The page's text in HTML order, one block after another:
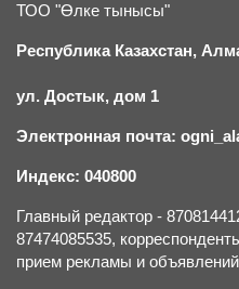
ТОО "Өлке тынысы"
Республика Казахстан,
ул. Достык, дом 1
Электронная почта:
Индекс: 040800
Главный редактор -
87474085535,
прием рекламы и